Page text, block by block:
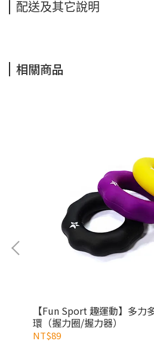
配送及其它說明
相關商品
【Fun Sport 趣運動】多力
環（握力圈/握力器）
NT$89